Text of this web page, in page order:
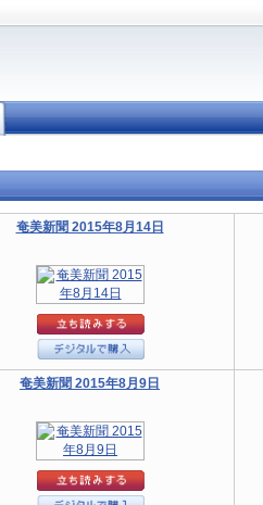
奄美新聞 2015年8月14日
奄美新聞 2015年8月9日